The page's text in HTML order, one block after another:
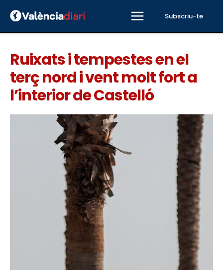
Subscriu-te
Ruixats i tempestes en el
terç nord i vent molt fort a
l’interior de Castelló